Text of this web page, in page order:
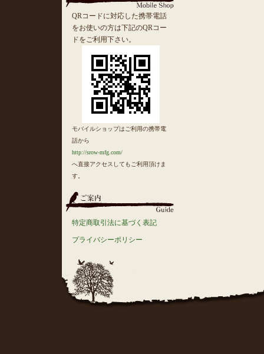
QRコードに対応した携帯電話
をお使いの方は下記のQRコー
ドをご利用下さい。
モバイルショップはご利用の携帯電
話から
http://srow-mfg.com/
へ直接アクセスしてもご利用頂けま
す。
特定商取引法に基づく表記
プライバシーポリシー